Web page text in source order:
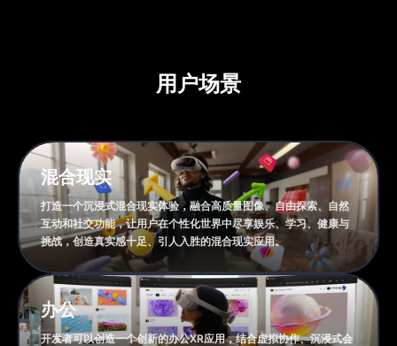
用户场景
混合现实
打造一个沉浸式混合现实体验，融合高质量图像、自由探索、自然
互动和社交功能，让用户在个性化世界中尽享娱乐、学习、健康与
挑战，创造真实感十足、引人入胜的混合现实应用。
办公
开发者可以创造一个创新的办公XR应用，结合虚拟协作、沉浸式会